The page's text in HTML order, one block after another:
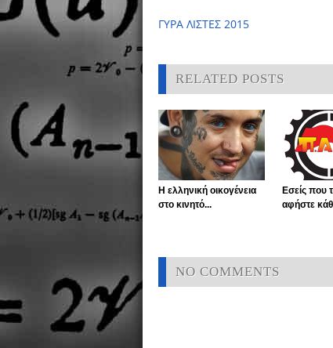
ΓΥΡΑ ΛΙΣΤΕΣ 2015
RELATED POSTS
Η ελληνική οικογένεια
στο κινητό...
Εσείς που
αφήστε
NO COMMENTS